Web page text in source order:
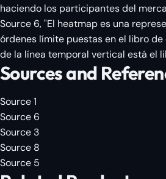
haciendo los participantes del
Source 6, "El heatmap es una
órdenes límite puestas en el libro de
de la línea temporal vertical está el
Sources and
Source 1
Source 6
Source 3
Source 8
Source 5